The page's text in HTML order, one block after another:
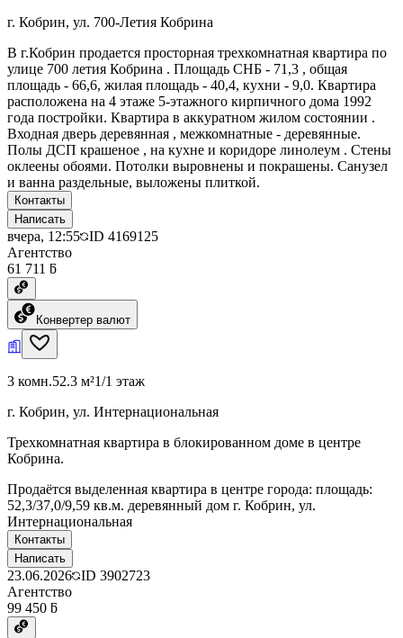
г. Кобрин, ул. 700-Летия Кобрина
В г.Кобрин продается просторная трехкомнатная квартира по
улице 700 летия Кобрина . Площадь СНБ - 71,3 , общая
площадь - 66,6, жилая площадь - 40,4, кухни - 9,0. Квартира
расположена на 4 этаже 5-этажного кирпичного дома 1992
года постройки. Квартира в аккуратном жилом состоянии .
Входная дверь деревянная , межкомнатные - деревянные.
Полы ДСП крашеное , на кухне и коридоре линолеум . Стены
оклеены обоями. Потолки выровнены и покрашены. Санузел
и ванна раздельные, выложены плиткой.
Контакты
Написать
вчера, 12:55 ID 4169125
Агентство
61 711 ƃ
Конвертер валют
3 комн.52.3 м²1/1 этаж
г. Кобрин, ул. Интернациональная
Трехкомнатная квартира в блокированном доме в центре
Кобрина.
Продаётся выделенная квартира в центре города: площадь:
52,3/37,0/9,59 кв.м. деревянный дом г. Кобрин, ул.
Интернациональная
Контакты
Написать
23.06.2026 ID 3902723
Агентство
99 450 ƃ